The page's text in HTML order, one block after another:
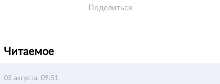
Поделиться
Читаемое
05 августа, 09:51